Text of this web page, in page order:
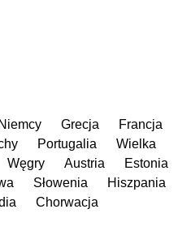
Niemcy Grecja
Francja
Portugalia
Wielka
Węgry Austria
Estonia
Słowenia
Hiszpania
Chorwacja